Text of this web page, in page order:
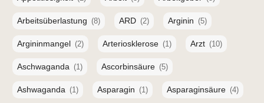
Arbeitsüberlastung (8) ARD (2) Arginin (5)
Argininmangel (2) Arteriosklerose (1) Arzt (10)
Aschwaganda (1) Ascorbinsäure (5)
Ashwaganda (1) Asparagin (1) Asparaginsäure (4)